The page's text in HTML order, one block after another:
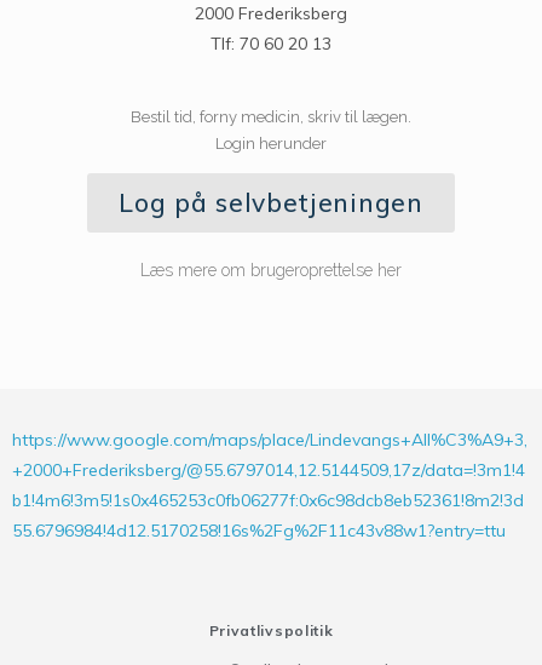
2000 Frederiksberg
Tlf: 70 60 20 13
Bestil tid, forny medicin, skriv til lægen.
Login herunder
Log på selvbetjeningen
Læs mere om brugeroprettelse her
https://www.google.com/maps/place/Lindevangs+All%C3%A9+3,
+2000+Frederiksberg/@55.6797014,12.5144509,17z/data=!3m1!4
b1!4m6!3m5!1s0x465253c0fb06277f:0x6c98dcb8eb52361!8m2!3d
55.6796984!4d12.5170258!16s%2Fg%2F11c43v88w1?entry=ttu
Privatlivspolitik